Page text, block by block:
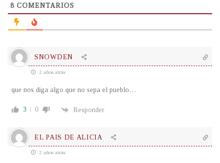
8 COMENTARIOS
SNOWDEN
2 años atrás
que nos diga algo que no sepa el pueblo…
3 0 Responder
EL PAIS DE ALICIA
2 años atrás